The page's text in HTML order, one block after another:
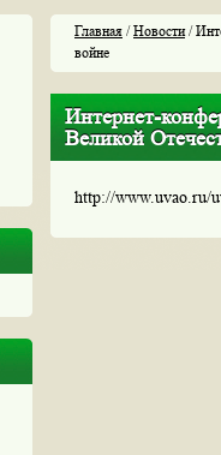
Главная /Новости/
войне
Интернет-
Великой
http://www.uvao.ru/